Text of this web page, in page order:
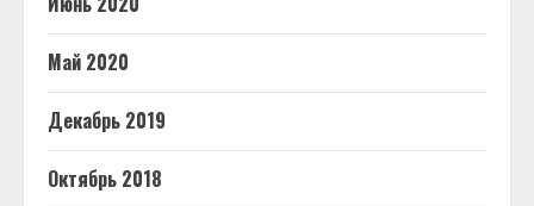
Май 2020
Декабрь 2019
Октябрь 2018